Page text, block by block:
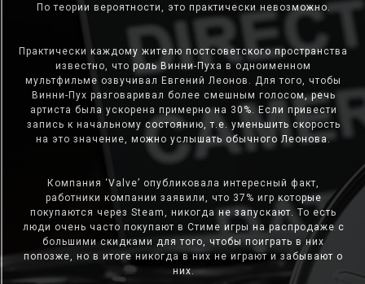
По теории вероятности, это практически невозможно.
Практически каждому жителю постсоветского пространства
известно, что роль Винни-Пуха в одноименном
мультфильме озвучивал Евгений Леонов. Для того, чтобы
Винни-Пух разговаривал более смешным голосом, речь
артиста была ускорена примерно на 30%. Если привести
запись к начальному состоянию, т.е. уменьшить скорость
на это значение, можно услышать обычного Леонова.
Компания ‘Valve’ опубликовала интересный факт,
работники компании заявили, что 37% игр которые
покупаются через Steam, никогда не запускают. То есть
люди очень часто покупают в Стиме игры на распродаже с
большими скидками для того, чтобы поиграть в них
попозже, но в итоге никогда в них не играют и забывают о
них.